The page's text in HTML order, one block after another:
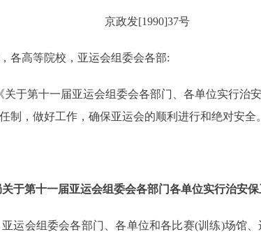
京政发[1990]37号
各高等院校，亚运会组委会各部:
于第十一届亚运会组委会各部门、各单位实行治
制，做好工作，确保亚运会的顺利进行和绝对安全。
于第十一届亚运会组委会各部门各单位实行治安
会组委会各部门、各单位和各比赛(训练)场馆、